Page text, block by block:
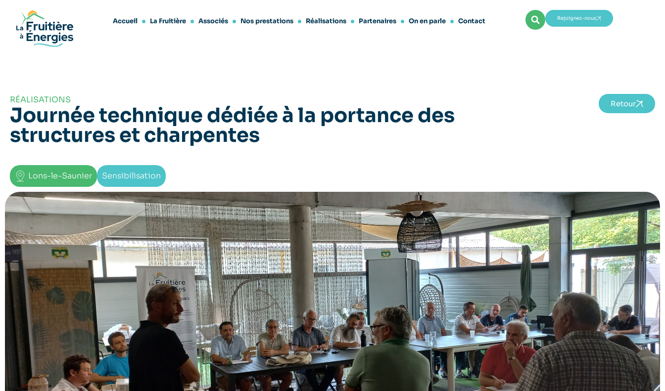
Accueil La Fruitière Associés Nos prestations Réalisations Partenaires On en parle Contact Rejoignez-nous
RÉALISATIONS
Journée technique dédiée à la portance des
structures et charpentes
Retour
Lons-le-Saunier Sensibilisation